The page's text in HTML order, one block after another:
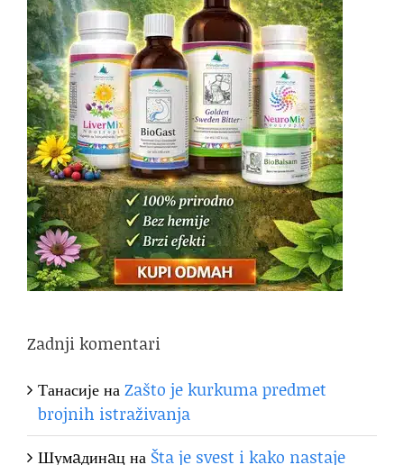
Zadnji komentari
ТанасијенаZašto je kurkuma predmet
brojnih istraživanja
Шумaдинaцна Šta je svest i kako nastaje